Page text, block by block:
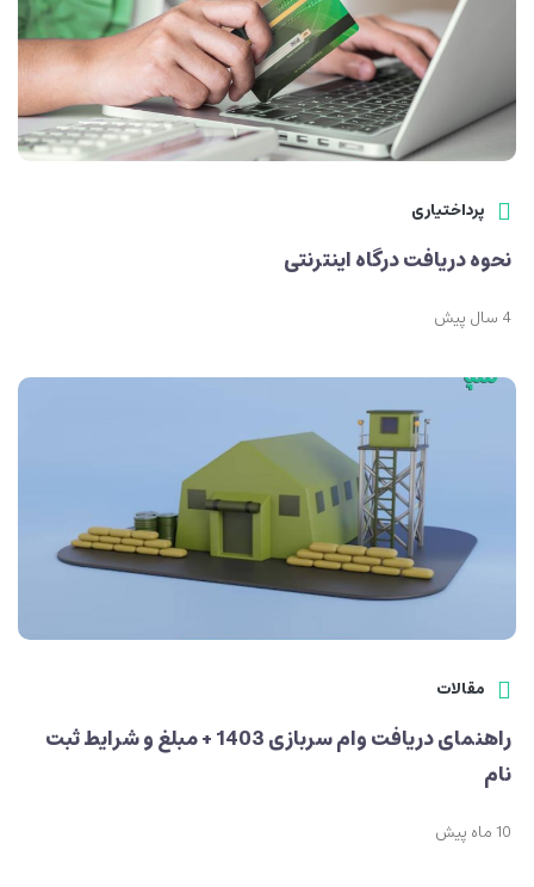
پرداختیاری
نحوه دریافت درگاه اینترنتی
4 سال پیش
مقالات
راهنمای دریافت وام سربازی 1403 + مبلغ و شرایط ثبت
نام
10 ماه پیش